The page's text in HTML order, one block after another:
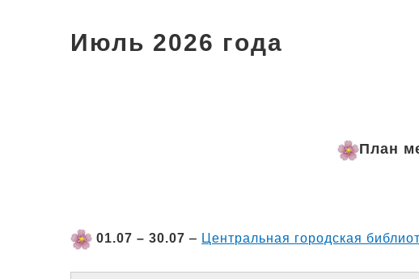
Июль 2026 года
План
01.07 – 30.07 – Центральная городская